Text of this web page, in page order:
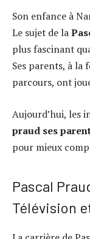
Son enfance à
Le sujet de la
plus fascinant
Ses parents, à la
parcours, ont
Aujourd’hui, les
praud ses
pour mieux
Pascal
Télévision